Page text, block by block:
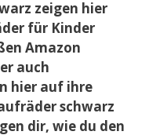
zeigen hier
für Kinder
Amazon
auch
hier auf ihre
schwarz
dir, wie du den